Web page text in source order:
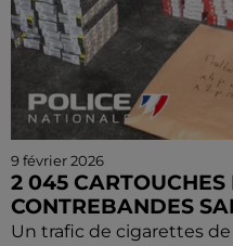
9 février 2026
2 045 CARTOUCHES
CONTREBANDES
Un trafic de cigarettes